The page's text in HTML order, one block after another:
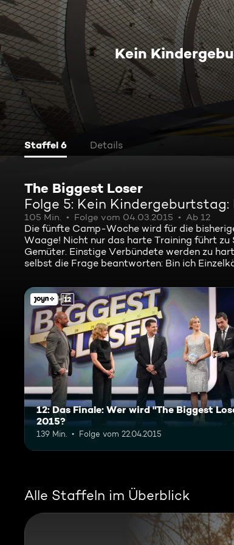
Kein
Staffel 6 Details
The Biggest Loser
Folge 5: Kein
105 Min. Folge vom 04.03.2015 Ab 12
Die fünfte Camp-Woche wird für die
Waage! Nicht nur das harte Training führt
Gemüter. Einstige Verbündete werden zu
selbst die Frage beantworten: Bin ich
12
12: Das Finale: Wer wird "The Biggest
2015?
139 Min. Folge vom 22.04.2015
Alle Staffeln im Überblick